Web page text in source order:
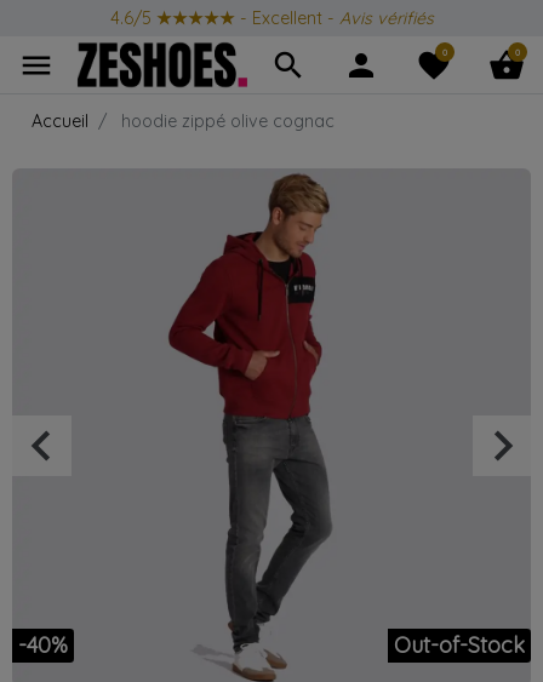
4.6/5 ★★★★★ - Excellent - Avis vérifiés
menu search person favorite
0 shopping_basket
0
Accueil hoodie zippé olive cognac
-40% Out-of-Stock
Précédent
keyboard_arrow_left keyboard_arrow_right